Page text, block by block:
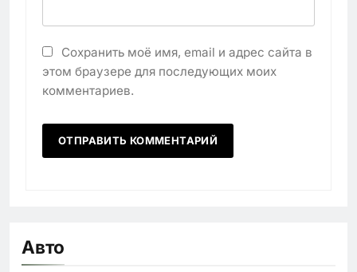
Сохранить моё имя, email и адрес сайта в
этом браузере для последующих моих
комментариев.
Авто